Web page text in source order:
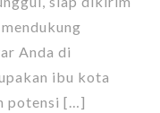
Anda di
ibu kota
potensi […]